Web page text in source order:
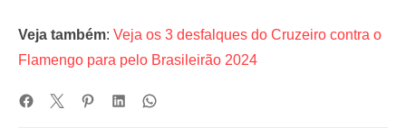
Veja também: Veja os 3 desfalques do Cruzeiro contra o
Flamengo para pelo Brasileirão 2024